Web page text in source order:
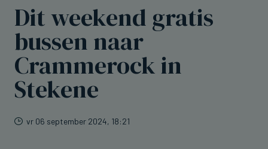
Dit weekend gratis
bussen naar
Crammerock in
Stekene
vr 06 september 2024, 18:21